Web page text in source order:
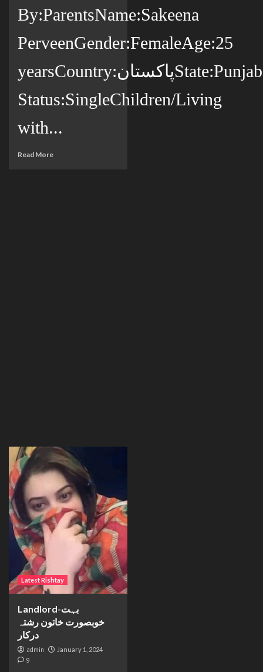
By:ParentsName:Sakeena
PerveenGender:FemaleAge:25
yearsCountry:پاکستانState:PunjabCity:ڈسکہCitizenship:پاکستانیMarital
Status:SingleChildren/Living
with...
Read More
Latest Rishtay
Landlord-بہت
خوبصورت خاتون رشتہ
درکار
admin January 1, 2024
9